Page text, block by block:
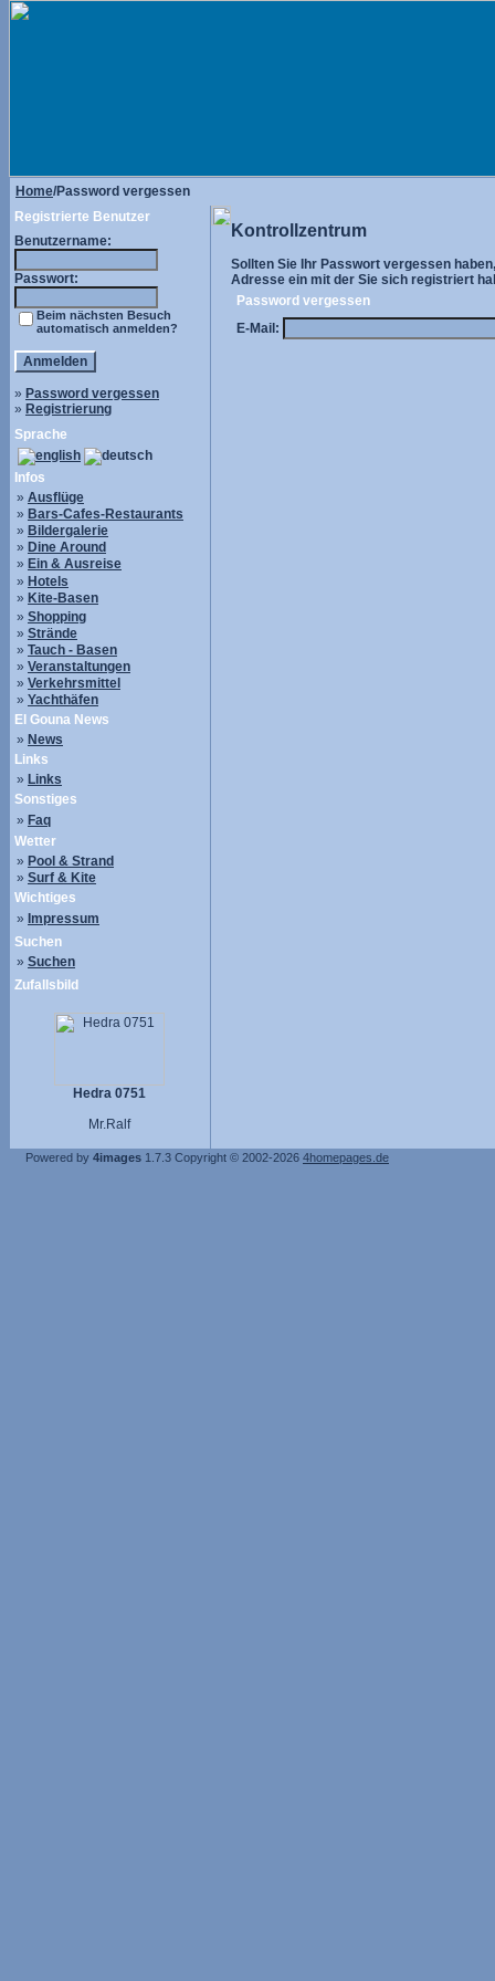
Home/Password vergessen
Registrierte Benutzer
Benutzername:
Passwort:
Beim nächsten Besuch
automatisch anmelden?
» Password vergessen
» Registrierung
Sprache
Infos
» Ausflüge
» Bars-Cafes-Restaurants
» Bildergalerie
» Dine Around
» Ein & Ausreise
» Hotels
» Kite-Basen
» Shopping
» Strände
» Tauch - Basen
» Veranstaltungen
» Verkehrsmittel
» Yachthäfen
El Gouna News
» News
Links
» Links
Sonstiges
» Faq
Wetter
» Pool & Strand
» Surf & Kite
Wichtiges
» Impressum
Suchen
» Suchen
Zufallsbild
Hedra 0751
Mr.Ralf
Kontrollzentrum
Sollten Sie Ihr Passwort vergessen
Adresse ein mit der Sie sich registriert
Password vergessen
E-Mail:
Powered by 4images 1.7.3 Copyright © 2002-2026 4homepages.de